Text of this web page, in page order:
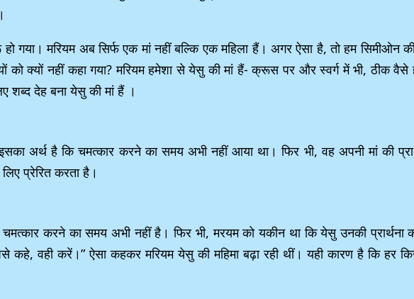
मरियम अब सिर्फ एक मां नहीं बल्कि एक महिला हैं। अगर ऐसा है, तो हम सिमीओन की
क्यों नहीं कहा गया? मरियम हमेशा से येसु की मां हैं- क्रूस पर और स्वर्ग में भी, ठीक वैसे
शब्द देह बना येसु की मां हैं ।
अर्थ है कि चमत्कार करने का समय अभी नहीं आया था। फिर भी, वह अपनी मां की
प्रेरित करता है।
करने का समय अभी नहीं है। फिर भी, मरयम को यकीन था कि येसु उनकी प्रार्थना
कहे, वही करें।” ऐसा कहकर मरियम येसु की महिमा बढ़ा रही थीं। यही कारण है कि हर